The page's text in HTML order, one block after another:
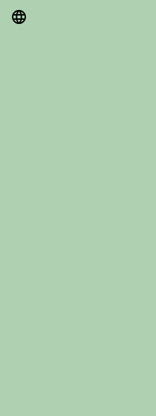
language